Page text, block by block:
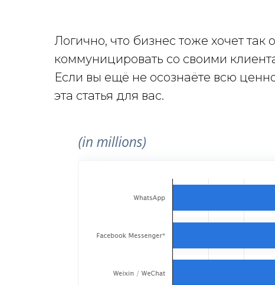
Логично, что бизнес тоже хочет так
коммуницировать со своими
Если вы ещё не осознаёте всю
эта статья для вас.